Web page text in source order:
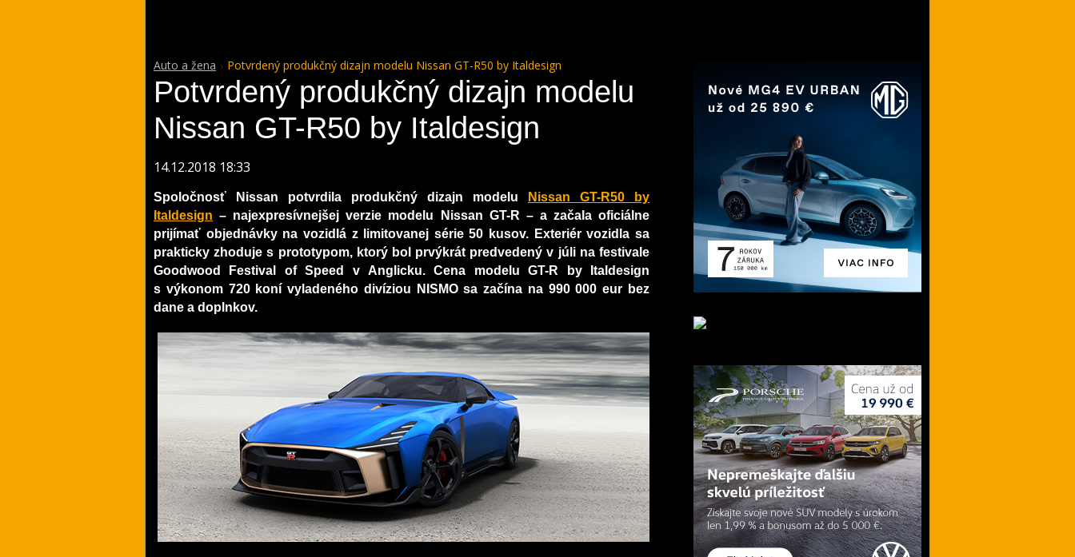
Auto a žena Potvrdený produkčný dizajn modelu Nissan GT-R50 by Italdesign
Potvrdený produkčný dizajn modelu
Nissan GT-R50 by Italdesign
14.12.2018 18:33
Spoločnosť Nissan potvrdila produkčný dizajn modelu
Nissan GT-R50 by
Italdesign – najexpresívnejšej verzie modelu Nissan GT-R – a začala oficiálne
prijímať objednávky na vozidlá z limitovanej série 50 kusov. Exteriér vozidla sa
prakticky zhoduje s prototypom, ktorý bol prvýkrát predvedený v júli na festivale
Goodwood Festival of Speed v Anglicku. Cena modelu GT-R by Italdesign
s výkonom 720 koní vyladeného divíziou NISMO sa začína na 990 000 eur bez
dane a doplnkov.